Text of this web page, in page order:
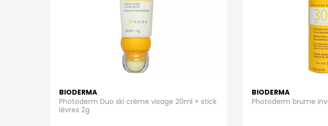
:
UVA/UVB tout en prévenant les
les types de peau, même les plus
peaux mixtes à grasses. Sa texture
solaire optimale sans effet collant ni
peaux sujettes aux rougeurs et aux
solaire efficace contre les rayons UVA/
BIODERMA
Photoderm Duo ski crème visage 20ml + stick
lèvres 2g
BIODERMA
Photoderm brume